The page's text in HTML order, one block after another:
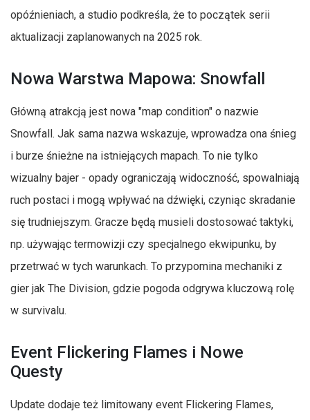
opóźnieniach, a studio podkreśla, że to początek serii
aktualizacji zaplanowanych na 2025 rok.
Nowa Warstwa Mapowa: Snowfall
Główną atrakcją jest nowa "map condition" o nazwie
Snowfall. Jak sama nazwa wskazuje, wprowadza ona śnieg
i burze śnieżne na istniejących mapach. To nie tylko
wizualny bajer - opady ograniczają widoczność, spowalniają
ruch postaci i mogą wpływać na dźwięki, czyniąc skradanie
się trudniejszym. Gracze będą musieli dostosować taktyki,
np. używając termowizji czy specjalnego ekwipunku, by
przetrwać w tych warunkach. To przypomina mechaniki z
gier jak The Division, gdzie pogoda odgrywa kluczową rolę
w survivalu.
Event Flickering Flames i Nowe
Questy
Update dodaje też limitowany event Flickering Flames,